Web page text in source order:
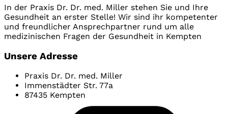
In der Praxis Dr. Dr. med. Miller stehen Sie und Ihre
Gesundheit an erster Stelle! Wir sind ihr kompetenter
und freundlicher Ansprechpartner rund um alle
medizinischen Fragen der Gesundheit in Kempten
Unsere Adresse
Praxis Dr. Dr. med. Miller
Immenstädter Str. 77a
87435 Kempten